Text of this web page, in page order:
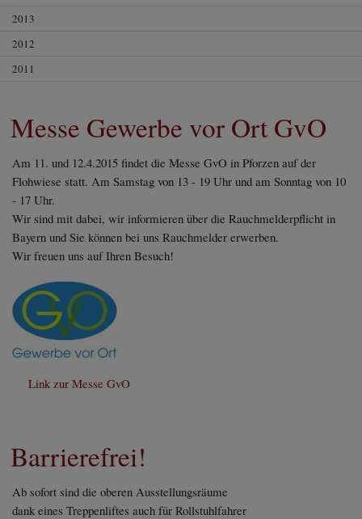
Seitenaufrufe als Statistik. Die hierdurch gespeicherten Daten werden
Übertragung an Dritte erfolgt nicht. Wir verwenden die Funktion
AnonymizeIP zur Anonymisierung Ihrer IP-Adresse, so dass diese gekürzt
YouTube / Vimeo
Wir nutzen YouTube im erweiterten Datenschutzmodus. Dieser Modus
bewirkt laut YouTube, dass YouTube keine Informationen über die
Besucher auf dieser Website speichert, bevor diese sich das Video
ansehen.
Eingebundene Inhalte
Optional sind externe Inhalte auf den Seiten dieser Website
oder auch Anwendungen einer externen Website.
2013
2012
2011
Messe Gewerbe vor Ort GvO
Am 11. und 12.4.2015 findet die Messe GvO in Pforzen auf der
Flohwiese statt. Am Samstag von 13 - 19 Uhr und am Sonntag von 10
- 17 Uhr.
Wir sind mit dabei, wir informieren über die Rauchmelderpflicht in
Bayern und Sie können bei uns Rauchmelder erwerben.
Wir freuen uns auf Ihren Besuch!
Link zur Messe GvO
Barrierefrei!
Ab sofort sind die oberen Ausstellungsräume
dank eines Treppenliftes auch für Rollstuhlfahrer